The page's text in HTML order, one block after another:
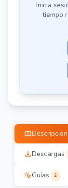
Inicia
tiempo
Descripción
Descargas
Guías 2